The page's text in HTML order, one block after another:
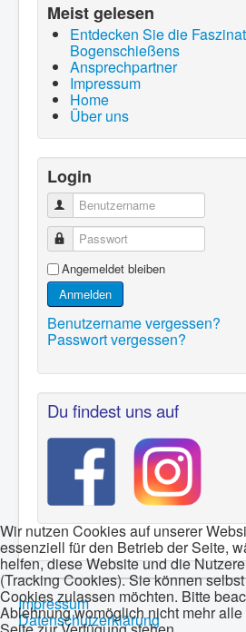
Meist gelesen
Entdecken Sie die
Bogenschießens
Ansprechpartner
Impressum
Home
Über uns
Login
Benutzername
Passwort
Angemeldet bleiben
Anmelden
Benutzername vergessen?
Passwort vergessen?
Du findest uns auf
Impressum
Datenschutzerklärung
Wir nutzen Cookies auf unserer
essenziell für den Betrieb der Seite,
helfen, diese Website und die
(Tracking Cookies). Sie können
Cookies zulassen möchten. Bitte
Ablehnung womöglich nicht mehr